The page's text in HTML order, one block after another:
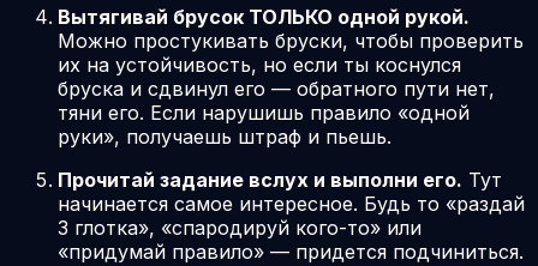
Вытягивай брусок ТОЛЬКО одной рукой.
Можно простукивать бруски, чтобы проверить
их на устойчивость, но если ты коснулся
бруска и сдвинул его — обратного пути нет,
тяни его. Если нарушишь правило «одной
руки», получаешь штраф и пьешь.
Прочитай задание вслух и выполни его. Тут
начинается самое интересное. Будь то «раздай
3 глотка», «спародируй кого-то» или
«придумай правило» — придется подчиниться.